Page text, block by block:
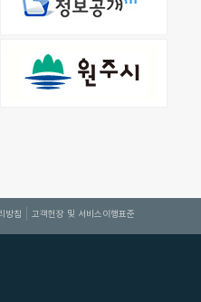
방침 고객헌장 및 서비스이행표준